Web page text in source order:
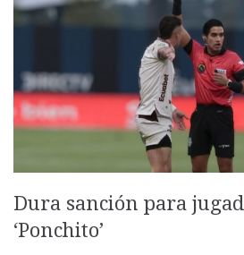
Dura sanción para
‘Ponchito’